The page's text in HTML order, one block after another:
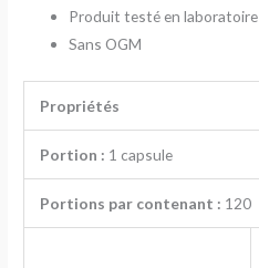
Produit testé en laboratoire
Sans OGM
Propriétés
Portion : 1 capsule
Portions par contenant : 120